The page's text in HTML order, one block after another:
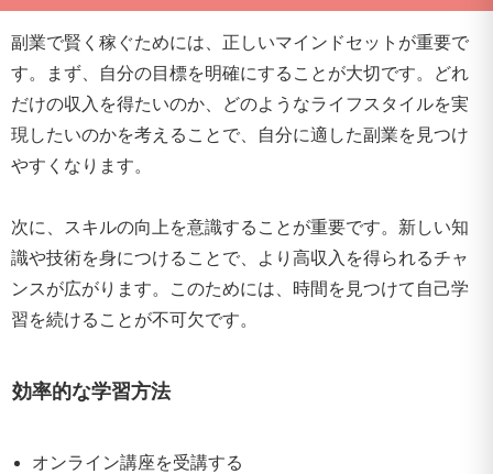
副業で賢く稼ぐためには、正しいマインドセットが重要で
す。まず、自分の目標を明確にすることが大切です。どれ
だけの収入を得たいのか、どのようなライフスタイルを実
現したいのかを考えることで、自分に適した副業を見つけ
やすくなります。
次に、スキルの向上を意識することが重要です。新しい知
識や技術を身につけることで、より高収入を得られるチャ
ンスが広がります。このためには、時間を見つけて自己学
習を続けることが不可欠です。
効率的な学習方法
オンライン講座を受講する